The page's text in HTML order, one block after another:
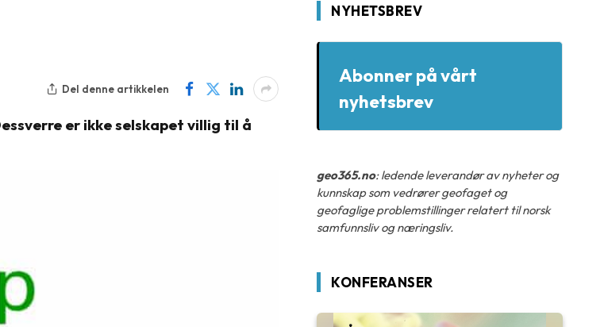
Del denne artikkelen
er ikke selskapet villig til å
NYHETSBREV
Abonner på vårt
nyhetsbrev
geo365.no: ledende leverandør av nyheter og
kunnskap som vedrører geofaget og
geofaglige problemstillinger relatert til norsk
samfunnsliv og næringsliv.
KONFERANSER